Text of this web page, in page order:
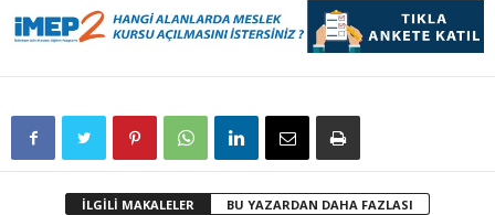
İLGİLİ MAKALELER BU YAZARDAN DAHA FAZLASI